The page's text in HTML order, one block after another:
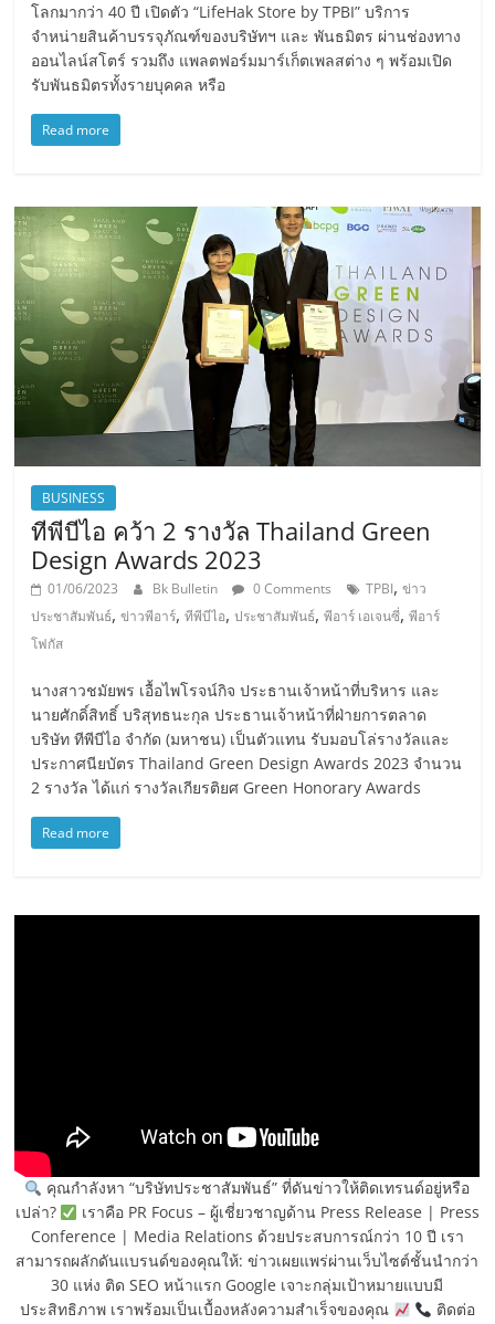
โลกมากว่า 40 ปี เปิดตัว “LifeHak Store by TPBI” บริการ
จำหน่ายสินค้าบรรจุภัณฑ์ของบริษัทฯ และ พันธมิตร ผ่านช่องทาง
ออนไลน์สโตร์ รวมถึง แพลตฟอร์มมาร์เก็ตเพลสต่าง ๆ พร้อมเปิด
รับพันธมิตรทั้งรายบุคคล หรือ
Read more
BUSINESS
ทีพีบีไอ คว้า 2 รางวัล Thailand Green
Design Awards 2023
01/06/2023 Bk Bulletin 0 Comments TPBI,ข่าว
ประชาสัมพันธ์,ข่าวพีอาร์,ทีพีบีไอ,ประชาสัมพันธ์,พีอาร์ เอเจนซี่,พีอาร์
โฟกัส
นางสาวชมัยพร เอื้อไพโรจน์กิจ ประธานเจ้าหน้าที่บริหาร และ
นายศักดิ์สิทธิ์ บริสุทธนะกุล ประธานเจ้าหน้าที่ฝ่ายการตลาด
บริษัท ทีพีบีไอ จำกัด (มหาชน) เป็นตัวแทน รับมอบโล่รางวัลและ
ประกาศนียบัตร Thailand Green Design Awards 2023 จำนวน
2 รางวัล ได้แก่ รางวัลเกียรติยศ Green Honorary Awards
Read more
คุณกำลังหา “บริษัทประชาสัมพันธ์” ที่ดันข่าวให้ติดเทรนด์อยู่หรือ
เปล่า?
เราคือ PR Focus – ผู้เชี่ยวชาญด้าน Press Release | Press
Conference | Media Relations ด้วยประสบการณ์กว่า 10 ปี เรา
สามารถผลักดันแบรนด์ของคุณให้: ข่าวเผยแพร่ผ่านเว็บไซต์ชั้นนำกว่า
30 แห่ง ติด SEO หน้าแรก Google เจาะกลุ่มเป้าหมายแบบมี
ประสิทธิภาพ เราพร้อมเป็นเบื้องหลังความสำเร็จของคุณ
ติดต่อ